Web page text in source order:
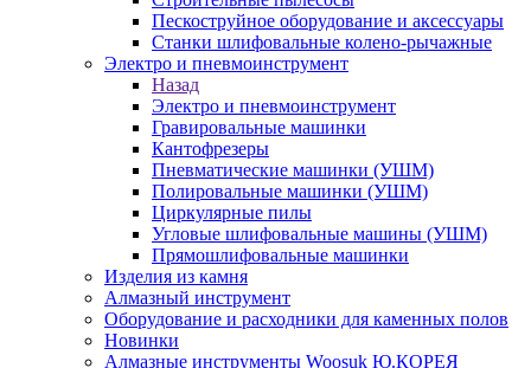
Пескоструйное оборудование и аксессуары
Станки шлифовальные колено-рычажные
Электро и пневмоинструмент
Назад
Электро и пневмоинструмент
Гравировальные машинки
Кантофрезеры
Пневматические машинки (УШМ)
Полировальные машинки (УШМ)
Циркулярные пилы
Угловые шлифовальные машины (УШМ)
Прямошлифовальные машинки
Изделия из камня
Алмазный инструмент
Оборудование и расходники для каменных полов
Новинки
Алмазные инструменты Woosuk Ю.КОРЕЯ